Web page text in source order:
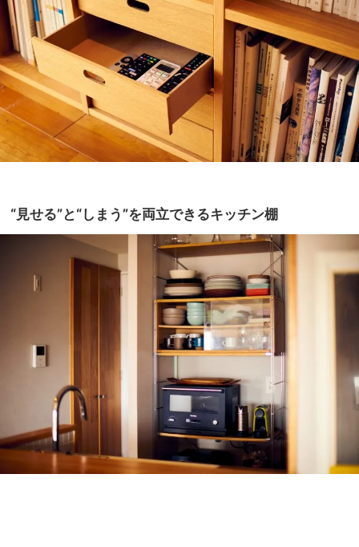
“見せる”と“しまう”を両立できるキッチン棚